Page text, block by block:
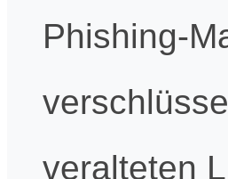
Phishing-
veralteten